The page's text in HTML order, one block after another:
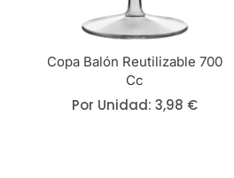
Copa Balón Reutilizable 700
Cc
Por Unidad: 3,98 €